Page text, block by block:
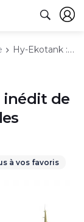
Hy-Ekotank : un concept inédit de rétrofit hydrogène pour les navires-citernes
inédit de
à vos favoris